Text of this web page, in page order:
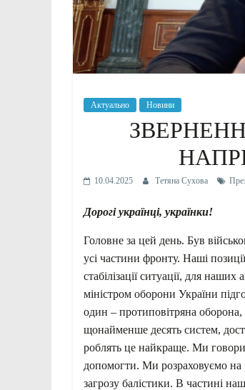
Актуально Новини
10.04.2025 Тетяна Сухова
Дорогі українці, українки!
Головне за цей день. Був
усі частини фронту. Наші
стабілізації ситуації, для
міністром оборони України
один – протиповітряна оборона,
щонайменше десять систем,
роблять це найкраще. Ми
допомогти. Ми розраховуємо на
загрозу балістики. В частині